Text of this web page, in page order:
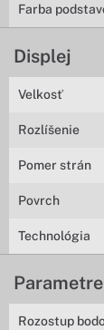
Farba
Displej
Velkosť
Rozlíšenie
Pomer strán
Povrch
Technológia
Rozostup